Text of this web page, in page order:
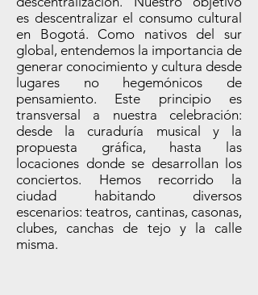
es descentralizar el consumo cultural
en Bogotá. Como nativos del sur
global, entendemos la importancia de
generar conocimiento y cultura desde
lugares no hegemónicos de
pensamiento. Este principio es
transversal a nuestra celebración:
desde la curaduría musical y la
propuesta gráfica, hasta las
locaciones donde se desarrollan los
conciertos. Hemos recorrido la
ciudad habitando diversos
escenarios: teatros, cantinas, casonas,
clubes, canchas de tejo y la calle
misma.